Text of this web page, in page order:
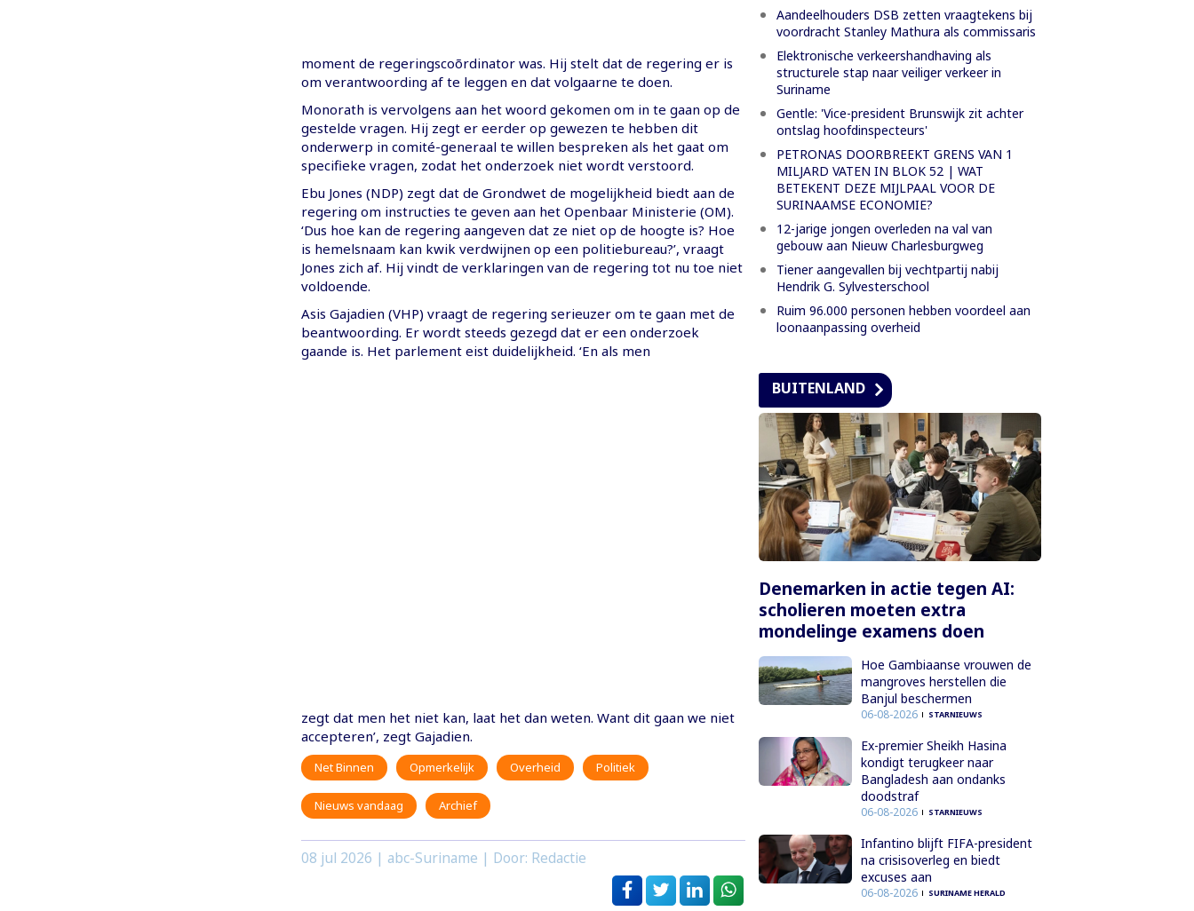
moment de regeringscoõrdinator was. Hij stelt dat de regering er is
om verantwoording af te leggen en dat volgaarne te doen.
Monorath is vervolgens aan het woord gekomen om in te gaan op de
gestelde vragen. Hij zegt er eerder op gewezen te hebben dit
onderwerp in comité-generaal te willen bespreken als het gaat om
specifieke vragen, zodat het onderzoek niet wordt verstoord.
Ebu Jones (NDP) zegt dat de Grondwet de mogelijkheid biedt aan de
regering om instructies te geven aan het Openbaar Ministerie (OM).
‘Dus hoe kan de regering aangeven dat ze niet op de hoogte is? Hoe
is hemelsnaam kan kwik verdwijnen op een politiebureau?’, vraagt
Jones zich af. Hij vindt de verklaringen van de regering tot nu toe niet
voldoende.
Asis Gajadien (VHP) vraagt de regering serieuzer om te gaan met de
beantwoording. Er wordt steeds gezegd dat er een onderzoek
gaande is. Het parlement eist duidelijkheid. ‘En als men
zegt dat men het niet kan, laat het dan weten. Want dit gaan we niet
accepteren’, zegt Gajadien.
Net Binnen Opmerkelijk Overheid Politiek
Nieuws vandaag Archief
08 jul 2026 | abc-Suriname | Door: Redactie
Aandeelhouders DSB zetten vraagtekens bij
voordracht Stanley Mathura als commissaris
Elektronische verkeershandhaving als
structurele stap naar veiliger verkeer in
Suriname
Gentle: 'Vice-president Brunswijk zit achter
ontslag hoofdinspecteurs'
PETRONAS DOORBREEKT GRENS VAN 1
MILJARD VATEN IN BLOK 52 | WAT
BETEKENT DEZE MIJLPAAL VOOR DE
SURINAAMSE ECONOMIE?
12-jarige jongen overleden na val van
gebouw aan Nieuw Charlesburgweg
Tiener aangevallen bij vechtpartij nabij
Hendrik G. Sylvesterschool
Ruim 96.000 personen hebben voordeel aan
loonaanpassing overheid
BUITENLAND
Denemarken in actie tegen AI:
scholieren moeten extra
mondelinge examens doen
Hoe Gambiaanse vrouwen de
mangroves herstellen die
Banjul beschermen
06-08-2026 STARNIEUWS
Ex-premier Sheikh Hasina
kondigt terugkeer naar
Bangladesh aan ondanks
doodstraf
06-08-2026 STARNIEUWS
Infantino blijft FIFA-president
na crisisoverleg en biedt
excuses aan
06-08-2026 SURINAME HERALD